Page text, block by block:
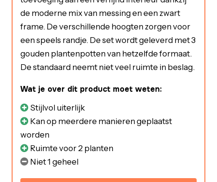
de moderne mix van messing en een zwart
frame. De verschillende hoogten zorgen voor
een speels randje. De set wordt geleverd met 3
gouden plantenpotten van hetzelfde formaat.
De standaard neemt niet veel ruimte in beslag.
Wat je over dit product moet weten:
Stijlvol uiterlijk
Kan op meerdere manieren geplaatst
worden
Ruimte voor 2 planten
Niet 1 geheel